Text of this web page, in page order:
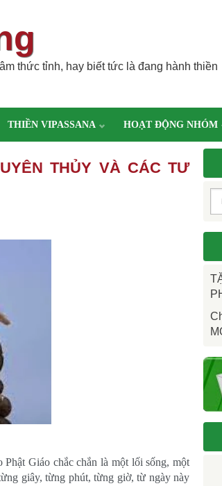
thức tỉnh, hay biết tức là đang hành thiền
THIỀN VIPASSANA HOẠT ĐỘNG NHÓM
THỦY VÀ CÁC TƯ
Giáo chắc chắn là một lối sống, một
giây, từng phút, từng giờ, từ ngày này